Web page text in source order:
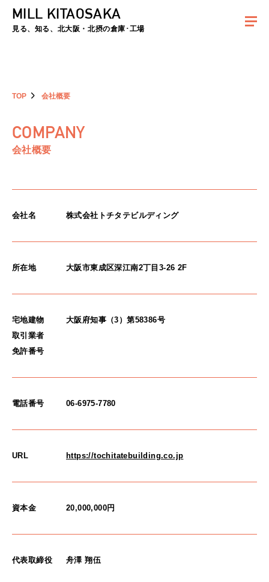
夏季休暇のお知らせ：2026年8月8日(土)～8月16日(日)まで休業とさせていた
MILL KITAOSAKA
見る、知る、北大阪・北摂の倉庫･工場
TOP 会社概要
COMPANY
会社概要
会社名 株式会社トチタテビルディング
所在地 大阪市東成区深江南2丁目3-26 2F
宅地建物
取引業者
免許番号
大阪府知事（3）第58386号
電話番号 06-6975-7780
URL https://tochitatebuilding.co.jp
資本金 20,000,000円
代表取締役 舟澤 翔伍